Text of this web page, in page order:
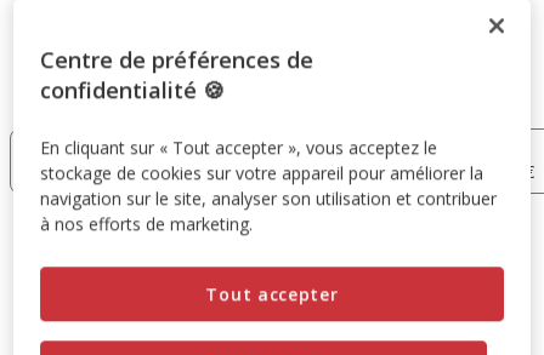
Taille:S
XS
13.99€
S
15.99€
M
17.99€
19.99€
Prix 15.99€
15.99€
Ajouter au panier
Centre de préférences de
confidentialité 🍪
En cliquant sur « Tout accepter », vous acceptez le
stockage de cookies sur votre appareil pour améliorer la
navigation sur le site, analyser son utilisation et contribuer
à nos efforts de marketing.
Tout accepter